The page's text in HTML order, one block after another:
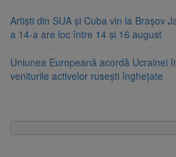
Artiști din SUA și Cuba vin la Brașov
a 14-a are loc între 14 și 16 august
Uniunea Europeană acordă Ucrainei
veniturile activelor rusești înghețate